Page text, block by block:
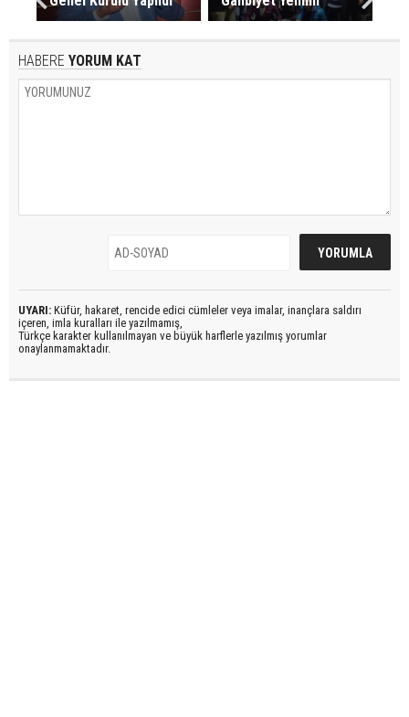
HABERE YORUM KAT
UYARI: Küfür, hakaret, rencide edici cümleler veya imalar, inançlara saldırı
içeren, imla kuralları ile yazılmamış,
Türkçe karakter kullanılmayan ve büyük harflerle yazılmış yorumlar
onaylanmamaktadır.